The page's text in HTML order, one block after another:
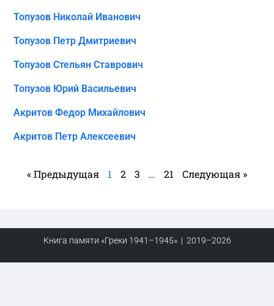
Топузов Николай Иванович
Топузов Петр Дмитриевич
Топузов Стельян Ставрович
Топузов Юрий Васильевич
Акритов Федор Михайлович
Акритов Петр Алексеевич
« Предыдущая 1 2 3 … 21 Следующая »
Книга памяти «Греки 1941–1945» | 2019–2026